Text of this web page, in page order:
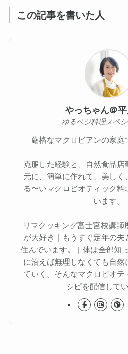
この記事を書いた人
やっちゃん＠
ゆるベジ料理スペ
厳格なマクロビアンの家庭
克服した経験と、自然食品店
元に、簡単に作れて、美しく
る〜いマクロビオティック料
います。
リマクッキング富士宮校講師
が大好き｜もうすぐ定年の夫
住んでいます。｜体は全部知
に沿えば無理しなくても自然
ていく。そんなマクロビオテ
シピを配信してい